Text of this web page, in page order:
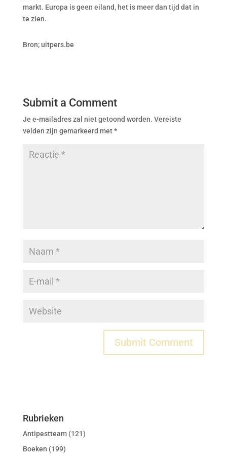
markt. Europa is geen eiland, het is meer dan tijd dat in
te zien.
Bron; uitpers.be
Submit a Comment
Je e-mailadres zal niet getoond worden. Vereiste
velden zijn gemarkeerd met*
Rubrieken
Antipestteam(121)
Boeken (199)